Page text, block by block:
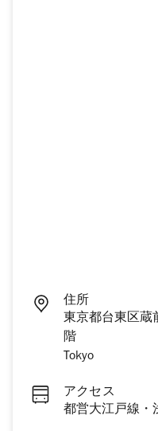
住所
東京都台東区蔵
階
Tokyo
アクセス
都営大江戸線・